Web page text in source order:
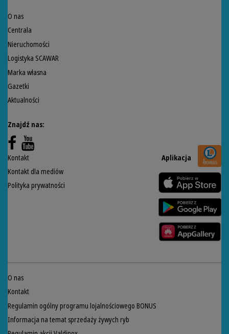
O nas
Centrala
Nieruchomości
Logistyka SCAWAR
Marka własna
Gazetki
Aktualności
Znajdź nas:
Kontakt
Kontakt dla mediów
Polityka prywatności
Aplikacja
O nas
Kontakt
Regulamin ogólny programu lojalnościowego BONUS
Informacja na temat sprzedaży żywych ryb